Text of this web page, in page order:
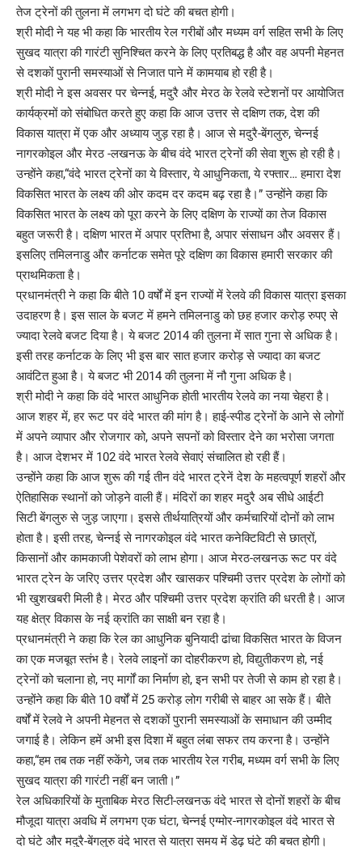
तेज ट्रेनों की तुलना में लगभग दो घंटे की बचत होगी।
श्री मोदी ने यह भी कहा कि भारतीय रेल गरीबों और मध्यम वर्ग सहित सभी के लिए
सुखद यात्रा की गारंटी सुनिश्चित करने के लिए प्रतिबद्ध है और वह अपनी मेहनत
से दशकों पुरानी समस्याओं से निजात पाने में कामयाब हो रही है।
श्री मोदी ने इस अवसर पर चेन्नई, मदुरै और मेरठ के रेलवे स्टेशनों पर आयोजित
कार्यक्रमों को संबोधित करते हुए कहा कि आज उत्तर से दक्षिण तक, देश की
विकास यात्रा में एक और अध्याय जुड़ रहा है। आज से मदुरै-बेंगलुरु, चेन्नई
नागरकोइल और मेरठ -लखनऊ के बीच वंदे भारत ट्रेनों की सेवा शुरू हो रही है।
उन्होंने कहा,“वंदे भारत ट्रेनों का ये विस्तार, ये आधुनिकता, ये रफ्तार… हमारा देश
विकसित भारत के लक्ष्य की ओर कदम दर कदम बढ़ रहा है।” उन्होंने कहा कि
विकसित भारत के लक्ष्य को पूरा करने के लिए दक्षिण के राज्यों का तेज विकास
बहुत जरूरी है। दक्षिण भारत में अपार प्रतिभा है, अपार संसाधन और अवसर हैं।
इसलिए तमिलनाडु और कर्नाटक समेत पूरे दक्षिण का विकास हमारी सरकार की
प्राथमिकता है।
प्रधानमंत्री ने कहा कि बीते 10 वर्षों में इन राज्यों में रेलवे की विकास यात्रा इसका
उदाहरण है। इस साल के बजट में हमने तमिलनाडु को छह हजार करोड़ रुपए से
ज्यादा रेलवे बजट दिया है। ये बजट 2014 की तुलना में सात गुना से अधिक है।
इसी तरह कर्नाटक के लिए भी इस बार सात हजार करोड़ से ज्यादा का बजट
आवंटित हुआ है। ये बजट भी 2014 की तुलना में नौ गुना अधिक है।
श्री मोदी ने कहा कि वंदे भारत आधुनिक होती भारतीय रेलवे का नया चेहरा है।
आज शहर में, हर रूट पर वंदे भारत की मांग है। हाई-स्पीड ट्रेनों के आने से लोगों
में अपने व्यापार और रोजगार को, अपने सपनों को विस्तार देने का भरोसा जगता
है। आज देशभर में 102 वंदे भारत रेलवे सेवाएं संचालित हो रही हैं।
उन्होंने कहा कि आज शुरू की गई तीन वंदे भारत ट्रेनें देश के महत्वपूर्ण शहरों और
ऐतिहासिक स्थानों को जोड़ने वाली हैं। मंदिरों का शहर मदुरै अब सीधे आईटी
सिटी बेंगलुरु से जुड़ जाएगा। इससे तीर्थयात्रियों और कर्मचारियों दोनों को लाभ
होता है। इसी तरह, चेन्नई से नागरकोइल वंदे भारत कनेक्टिविटी से छात्रों,
किसानों और कामकाजी पेशेवरों को लाभ होगा। आज मेरठ-लखनऊ रूट पर वंदे
भारत ट्रेन के जरिए उत्तर प्रदेश और खासकर पश्चिमी उत्तर प्रदेश के लोगों को
भी खुशखबरी मिली है। मेरठ और पश्चिमी उत्तर प्रदेश क्रांति की धरती है। आज
यह क्षेत्र विकास के नई क्रांति का साक्षी बन रहा है।
प्रधानमंत्री ने कहा कि रेल का आधुनिक बुनियादी ढांचा विकसित भारत के विजन
का एक मजबूत स्तंभ है। रेलवे लाइनों का दोहरीकरण हो, विद्युतीकरण हो, नई
ट्रेनों को चलाना हो, नए मार्गों का निर्माण हो, इन सभी पर तेजी से काम हो रहा है।
उन्होंने कहा कि बीते 10 वर्षों में 25 करोड़ लोग गरीबी से बाहर आ सके हैं। बीते
वर्षों में रेलवे ने अपनी मेहनत से दशकों पुरानी समस्याओं के समाधान की उम्मीद
जगाई है। लेकिन हमें अभी इस दिशा में बहुत लंबा सफर तय करना है। उन्होंने
कहा,“हम तब तक नहीं रुकेंगे, जब तक भारतीय रेल गरीब, मध्यम वर्ग सभी के लिए
सुखद यात्रा की गारंटी नहीं बन जाती।”
रेल अधिकारियों के मुताबिक मेरठ सिटी-लखनऊ वंदे भारत से दोनों शहरों के बीच
मौजूदा यात्रा अवधि में लगभग एक घंटा, चेन्नई एग्मोर-नागरकोइल वंदे भारत से
दो घंटे और मदुरै-बेंगलुरु वंदे भारत से यात्रा समय में डेढ़ घंटे की बचत होगी।